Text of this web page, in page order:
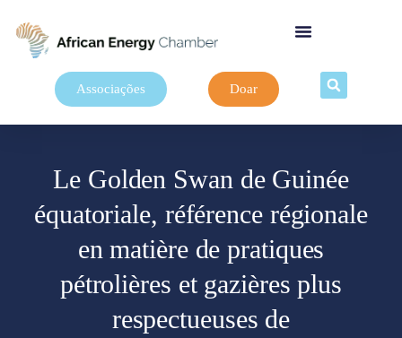
Associações Doar
Le Golden Swan de Guinée
équatoriale, référence régionale
en matière de pratiques
pétrolières et gazières plus
respectueuses de